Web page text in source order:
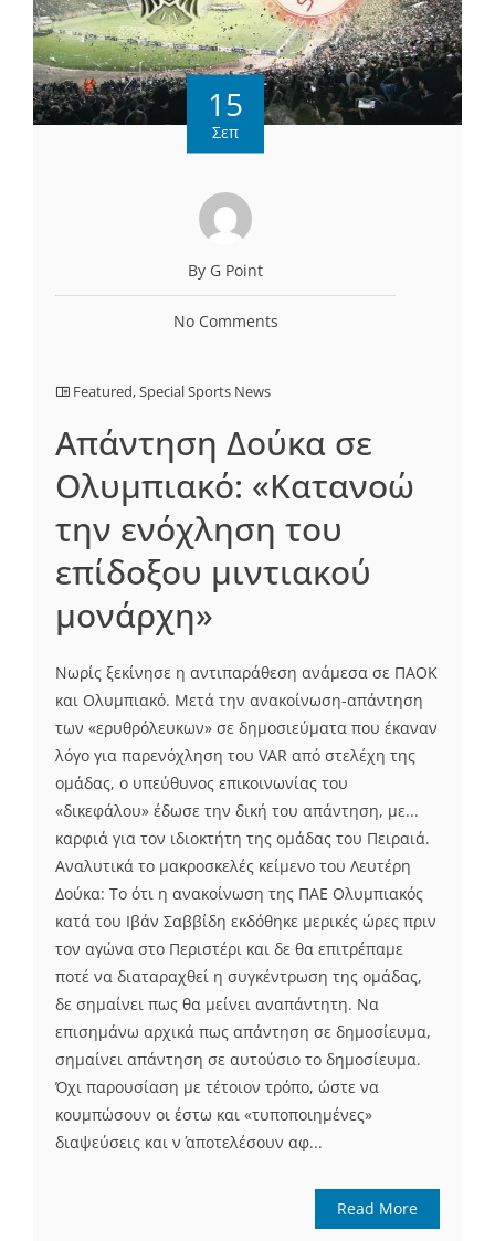
15
Σεπ
By G Point
No Comments
Featured,Special Sports News
Απάντηση Δούκα σε
Ολυμπιακό: «Κατανοώ
την ενόχληση του
επίδοξου μιντιακού
μονάρχη»
Νωρίς ξεκίνησε η αντιπαράθεση ανάμεσα σε ΠΑΟΚ
και Ολυμπιακό. Μετά την ανακοίνωση-απάντηση
των «ερυθρόλευκων» σε δημοσιεύματα που έκαναν
λόγο για παρενόχληση του VAR από στελέχη της
ομάδας, ο υπεύθυνος επικοινωνίας του
«δικεφάλου» έδωσε την δική του απάντηση, με...
καρφιά για τον ιδιοκτήτη της ομάδας του Πειραιά.
Αναλυτικά το μακροσκελές κείμενο του Λευτέρη
Δούκα: Το ότι η ανακοίνωση της ΠΑΕ Ολυμπιακός
κατά του Ιβάν Σαββίδη εκδόθηκε μερικές ώρες πριν
τον αγώνα στο Περιστέρι και δε θα επιτρέπαμε
ποτέ να διαταραχθεί η συγκέντρωση της ομάδας,
δε σημαίνει πως θα μείνει αναπάντητη. Να
επισημάνω αρχικά πως απάντηση σε δημοσίευμα,
σημαίνει απάντηση σε αυτούσιο το δημοσίευμα.
Όχι παρουσίαση με τέτοιον τρόπο, ώστε να
κουμπώσουν οι έστω και «τυποποιημένες»
διαψεύσεις και ν΄ αποτελέσουν αφ...
Read More